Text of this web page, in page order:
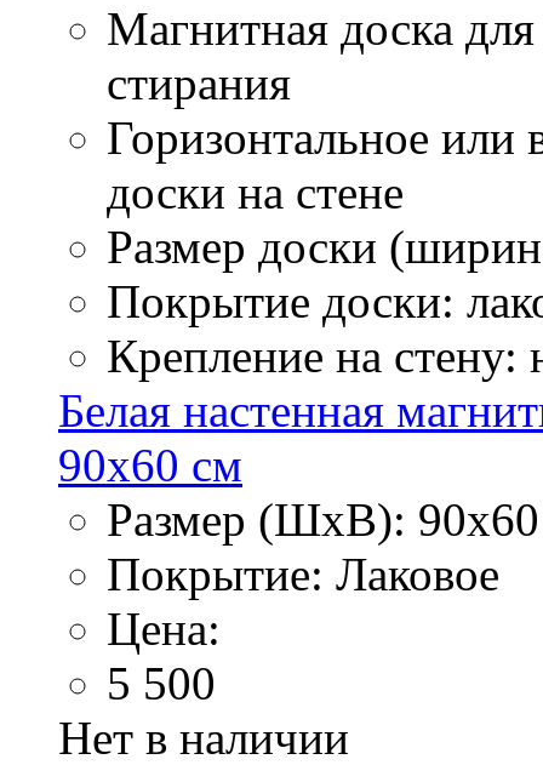
Магнитная доска
стирания
Горизонтальное или
доски на стене
Размер доски
Покрытие доски:
Крепление на стену:
Белая настенная
90х60 см
Размер (ШхВ):
Покрытие: Лаковое
Цена:
5 500
Нет в наличии